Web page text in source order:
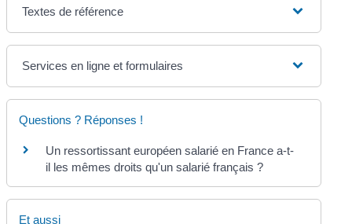
Textes de référence
Services en ligne et formulaires
Questions ? Réponses !
Un ressortissant européen salarié en France a-t-
il les mêmes droits qu'un salarié français ?
Et aussi